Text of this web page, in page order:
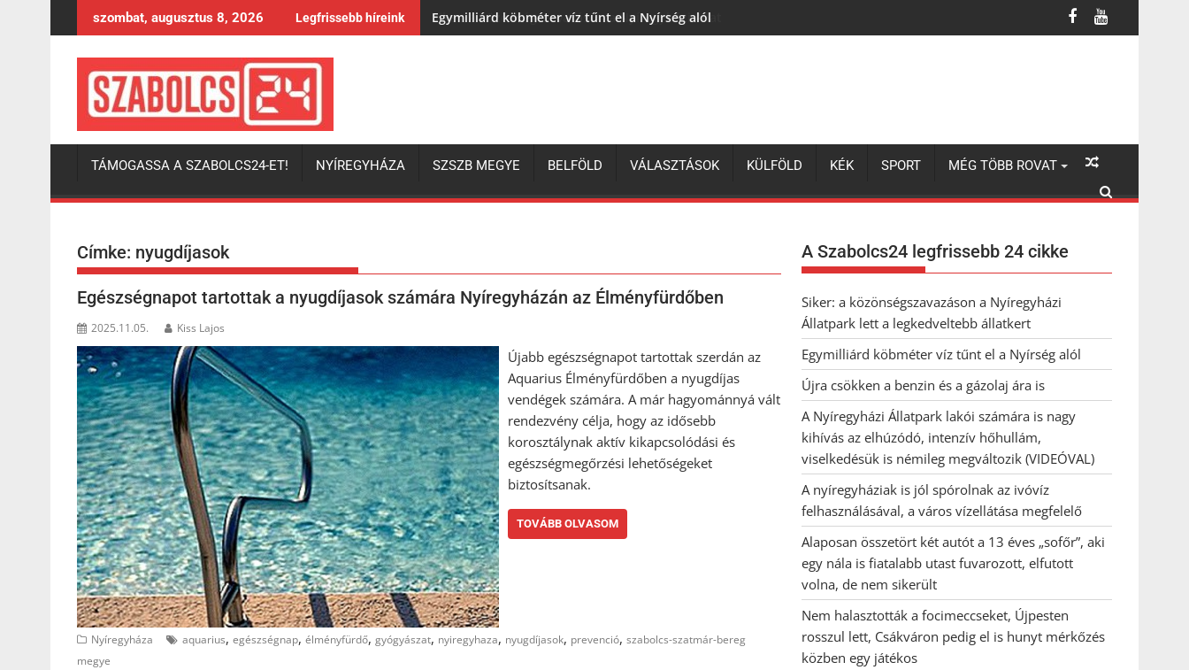
to
szombat, augusztus 8, 2026 Legfrissebb híreink Egymilliárd köbméter víz tűnt el a Nyírség alól
TÁMOGASSA A SZABOLCS24-ET! NYÍREGYHÁZA SZSZB MEGYE BELFÖLD VÁLASZTÁSOK KÜLFÖLD KÉK SPORT MÉG TÖBB ROVAT
Címke: nyugdíjasok
Egészségnapot tartottak a nyugdíjasok számára Nyíregyházán az Élményfürdőben
2025.11.05. Kiss Lajos
Újabb egészségnapot tartottak szerdán az
Aquarius Élményfürdőben a nyugdíjas
vendégek számára. A már hagyománnyá vált
rendezvény célja, hogy az idősebb
korosztálynak aktív kikapcsolódási és
egészségmegőrzési lehetőségeket
biztosítsanak.
TOVÁBB OLVASOM
Nyíregyháza aquarius, egészségnap, élményfürdő, gyógyászat, nyiregyhaza, nyugdíjasok, prevenció, szabolcs-szatmár-bereg
megye
A Szabolcs24 legfrissebb 24 cikke
Siker: a közönségszavazáson a Nyíregyházi
Állatpark lett a legkedveltebb állatkert
Egymilliárd köbméter víz tűnt el a Nyírség alól
Újra csökken a benzin és a gázolaj ára is
A Nyíregyházi Állatpark lakói számára is nagy
kihívás az elhúzódó, intenzív hőhullám,
viselkedésük is némileg megváltozik (VIDEÓVAL)
A nyíregyháziak is jól spórolnak az ivóvíz
felhasználásával, a város vízellátása megfelelő
Alaposan összetört két autót a 13 éves „sofőr”, aki
egy nála is fiatalabb utast fuvarozott, elfutott
volna, de nem sikerült
Nem halasztották a focimeccseket, Újpesten
rosszul lett, Csákváron pedig el is hunyt mérkőzés
közben egy játékos